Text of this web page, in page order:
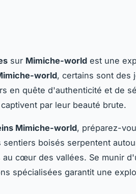
sur Mimiche-world est une
world, certains sont des
en quête d'authenticité et de
par leur beauté brute.
Mimiche-world, préparez-
boisés serpentent
cœur des vallées. Se munir
spécialisées garantit une